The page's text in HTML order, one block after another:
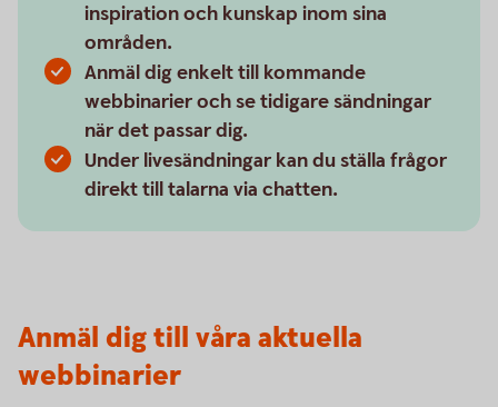
inspiration och kunskap inom sina
områden.
Anmäl dig enkelt till kommande
webbinarier och se tidigare sändningar
när det passar dig.
Under livesändningar kan du ställa frågor
direkt till talarna via chatten.
Anmäl dig till våra aktuella
webbinarier